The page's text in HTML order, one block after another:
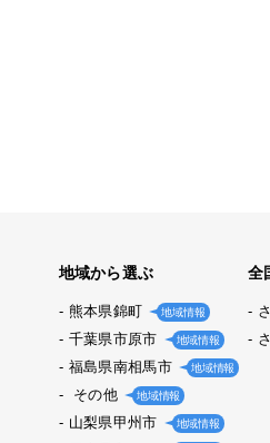
地域から選ぶ
熊本県錦町 地域情報
千葉県市原市 地域情報
福島県南相馬市 地域情報
その他 地域情報
山梨県甲州市 地域情報
全